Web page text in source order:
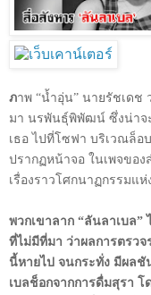
ภาพ “น้ำอุ่น” นายรัชเดช
มา นรพันธุ์พิพัฒน์ ซึ่งน่าจ
เธอ ไปที่โซฟา บริเวณล็อ
ปรากฏหน้าจอ ในเพจขอ
เรื่องราวโศกนาฏกรรมแ
พวกเขาลาก “ลันลาเบล”
ที่ไม่มีที่มา ว่าผลการตรว
นี้หายไป จนกระทั่ง มีผลชั
เบลช็อกจากการดื่มสุรา